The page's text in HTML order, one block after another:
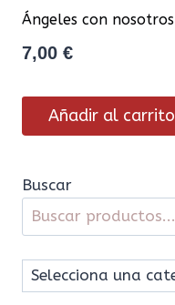
Ángeles con nosotros
7,00 €
Añadir al carrito
Buscar
Selecciona
una